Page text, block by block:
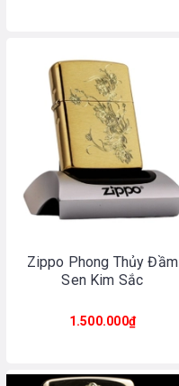
Zippo Phong Thủy Đầm
Sen Kim Sắc
1.500.000₫